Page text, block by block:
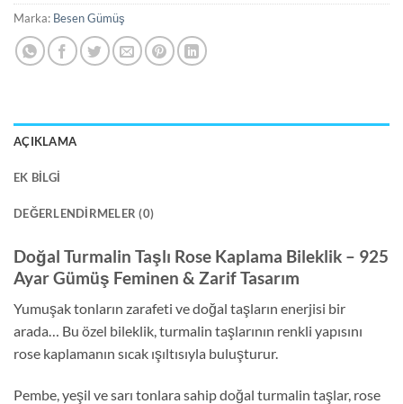
Marka: Besen Gümüş
AÇIKLAMA
EK BILGI
DEĞERLENDIRMELER (0)
Doğal Turmalin Taşlı Rose Kaplama Bileklik – 925
Ayar Gümüş Feminen & Zarif Tasarım
Yumuşak tonların zarafeti ve doğal taşların enerjisi bir
arada… Bu özel bileklik, turmalin taşlarının renkli yapısını
rose kaplamanın sıcak ışıltısıyla buluşturur.
Pembe, yeşil ve sarı tonlara sahip doğal turmalin taşlar, rose